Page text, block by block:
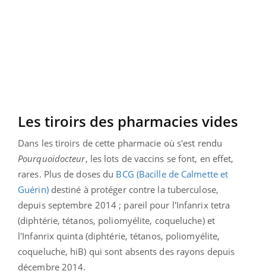
Les tiroirs des pharmacies vides
Dans les tiroirs de cette pharmacie où s'est rendu
Pourquoidocteur, les lots de vaccins se font, en effet,
rares. Plus de doses du BCG (Bacille de Calmette et
Guérin)destiné à protéger contre la tuberculose,
depuis septembre 2014 ; pareil pour l'Infanrix tetra
(diphtérie, tétanos, poliomyélite, coqueluche) et
l'Infanrix quinta (diphtérie, tétanos, poliomyélite,
coqueluche, hiB) qui sont absents des rayons depuis
décembre 2014.